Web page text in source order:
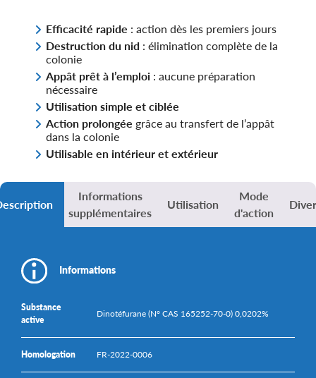
Efficacité rapide : action dès les premiers jours
Destruction du nid : élimination complète de la
colonie
Appât prêt à l’emploi : aucune préparation
nécessaire
Utilisation simple et ciblée
Action prolongée grâce au transfert de l’appât
dans la colonie
Utilisable en intérieur et extérieur
Informations
supplémentaires
Utilisation
Mode
d'action
Informations
Substance
active
Dinotéfurane (N° CAS 165252-70-0) 0,0202%
Homologation FR-2022-0006